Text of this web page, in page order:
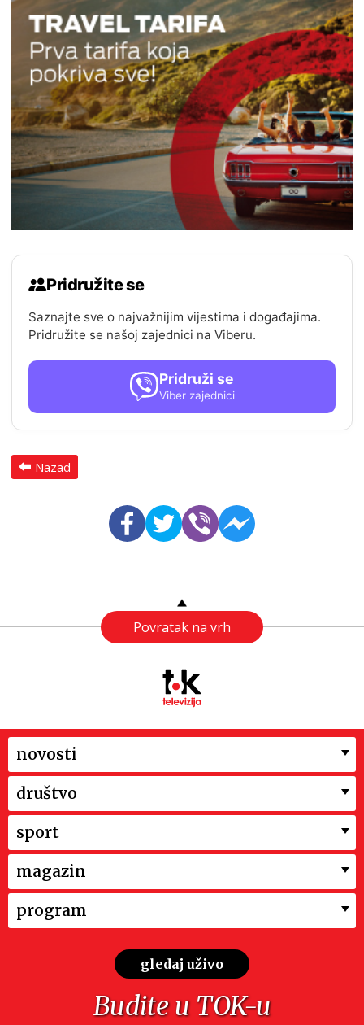
Pridružite se
Saznajte sve o najvažnijim vijestima i događajima.
Pridružite se našoj zajednici na Viberu.
Pridruži se
Viber zajednici
Nazad
Povratak na vrh
novosti
društvo
sport
magazin
program
gledaj uživo
Budite u TOK-u